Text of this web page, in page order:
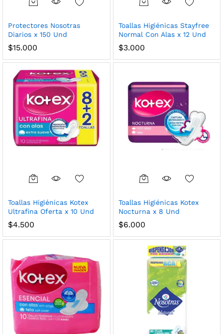
Protectores Nosotras
Diarios x 150 Und
$15.000
Toallas Higiénicas Stayfree
Normal Con Alas x 12 Und
$3.000
Toallas Higiénicas Kotex
Ultrafina Oferta x 10 Und
$4.500
Toallas Higiénicas Kotex
Nocturna x 8 Und
$6.000